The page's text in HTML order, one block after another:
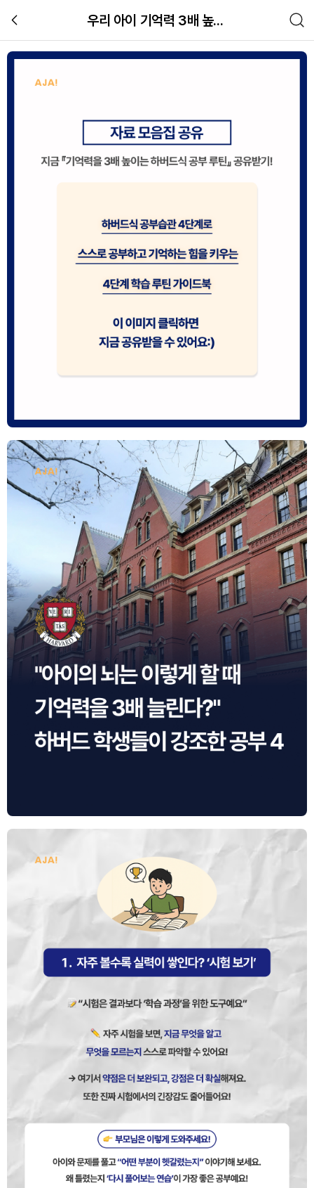
우리 아이 기억력 3배 높이는 하버드 공부법 4
하버드 학생들이 알려주는 기억력 3
교육관련 체험 이미지 갤러리